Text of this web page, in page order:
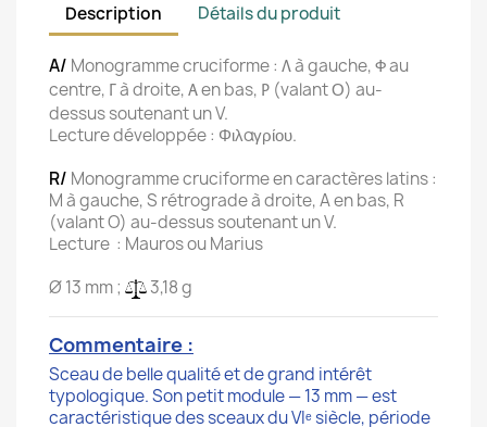
Description Détails du produit
A/ Monogramme cruciforme : Λ à gauche, Φ au
centre, Γ à droite, Α en bas, Ρ (valant Ο) au-
dessus soutenant un V.
Lecture développée : Φιλαγρίου.
R/ Monogramme cruciforme en caractères latins :
M à gauche, S rétrograde à droite, A en bas, R
(valant O) au-dessus soutenant un V.
Lecture : Mauros ou Marius
Ø 13 mm ;
3,18 g
Commentaire :
Sceau de belle qualité et de grand intérêt
typologique. Son petit module — 13 mm — est
caractéristique des sceaux du VIᵉ siècle, période